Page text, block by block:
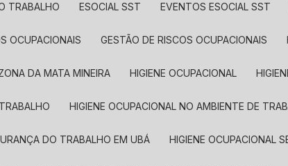
TRABALHO ESOCIAL SST EVENTOS ESOCIAL SST
OCUPACIONAIS GESTÃO DE RISCOS OCUPACIONAIS
DA MATA MINEIRA HIGIENE OCUPACIONAL
HIGIENE OCUPACIONAL NO AMBIENTE DE
DO TRABALHO EM UBÁ HIGIENE OCUPACIONAL